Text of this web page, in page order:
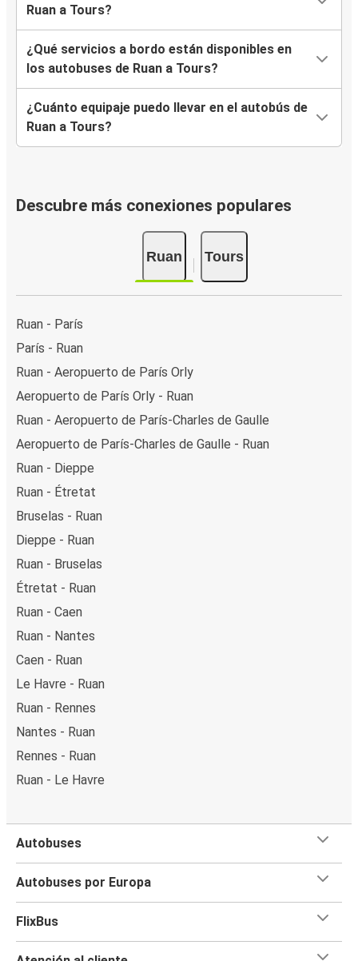
Ruan a Tours?
¿Qué servicios a bordo están disponibles en
los autobuses de Ruan a Tours?
¿Cuánto equipaje puedo llevar en el autobús de
Ruan a Tours?
Descubre más conexiones populares
Ruan Tours
Ruan - París
París - Ruan
Ruan - Aeropuerto de París Orly
Aeropuerto de París Orly - Ruan
Ruan - Aeropuerto de París-Charles de Gaulle
Aeropuerto de París-Charles de Gaulle - Ruan
Ruan - Dieppe
Ruan - Étretat
Bruselas - Ruan
Dieppe - Ruan
Ruan - Bruselas
Étretat - Ruan
Ruan - Caen
Ruan - Nantes
Caen - Ruan
Le Havre - Ruan
Ruan - Rennes
Nantes - Ruan
Rennes - Ruan
Ruan - Le Havre
Autobuses
Autobuses por Europa
FlixBus